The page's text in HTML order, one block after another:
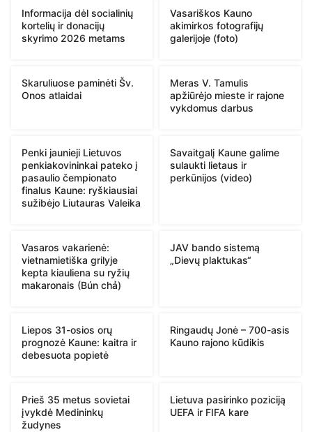
Informacija dėl socialinių
kortelių ir donacijų
skyrimo 2026 metams
Vasariškos Kauno
akimirkos fotografijų
galerijoje (foto)
Skaruliuose paminėti Šv.
Onos atlaidai
Meras V. Tamulis
apžiūrėjo mieste ir rajone
vykdomus darbus
Penki jaunieji Lietuvos
penkiakovininkai pateko į
pasaulio čempionato
finalus Kaune: ryškiausiai
sužibėjo Liutauras Valeika
Savaitgalį Kaune galime
sulaukti lietaus ir
perkūnijos (video)
Vasaros vakarienė:
vietnamietiška grilyje
kepta kiauliena su ryžių
makaronais (Bún chả)
JAV bando sistemą
„Dievų plaktukas“
Liepos 31-osios orų
prognozė Kaune: kaitra ir
debesuota popietė
Ringaudų Jonė – 700-asis
Kauno rajono kūdikis
Prieš 35 metus sovietai
įvykdė Medininkų
žudynes
Lietuva pasirinko poziciją
UEFA ir FIFA kare